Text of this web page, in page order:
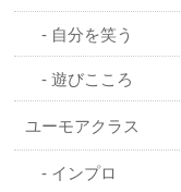
自分を笑う
遊びこころ
ユーモアクラス
インプロ